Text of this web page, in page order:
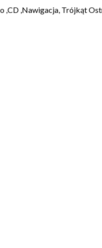
,Nawigacja, Trójkąt